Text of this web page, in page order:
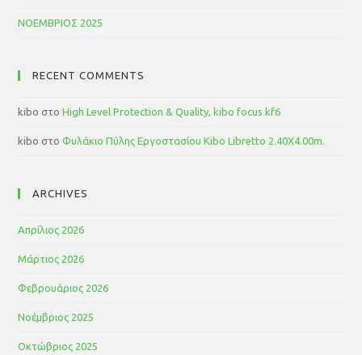
ΝΟΕΜΒΡΙΟΣ 2025
RECENT COMMENTS
kibo στοHigh Level Protection & Quality, kibo focus kf6
kibo στοΦυλάκιο Πύλης Εργοστασίου Kibo Libretto 2.40Χ4.00m.
ARCHIVES
Απρίλιος 2026
Μάρτιος 2026
Φεβρουάριος 2026
Νοέμβριος 2025
Οκτώβριος 2025